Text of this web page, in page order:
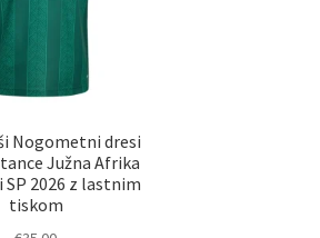
Nogometni dresi
Južna Afrika
SP 2026 z lastnim
tiskom